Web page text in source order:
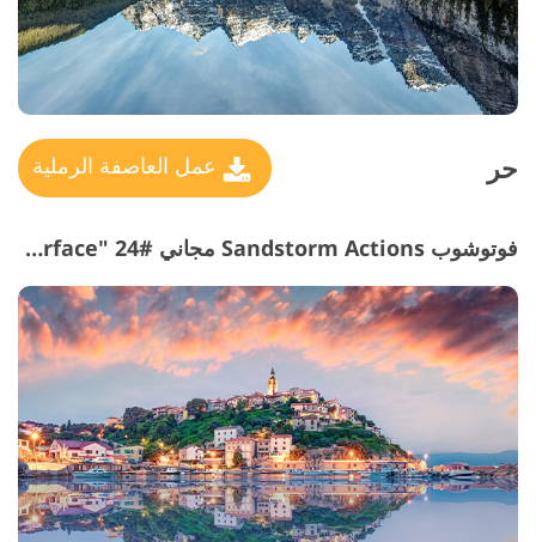
حر عمل العاصفة الرملية
فوتوشوب Sandstorm Actions مجاني #24 "Water Surface"